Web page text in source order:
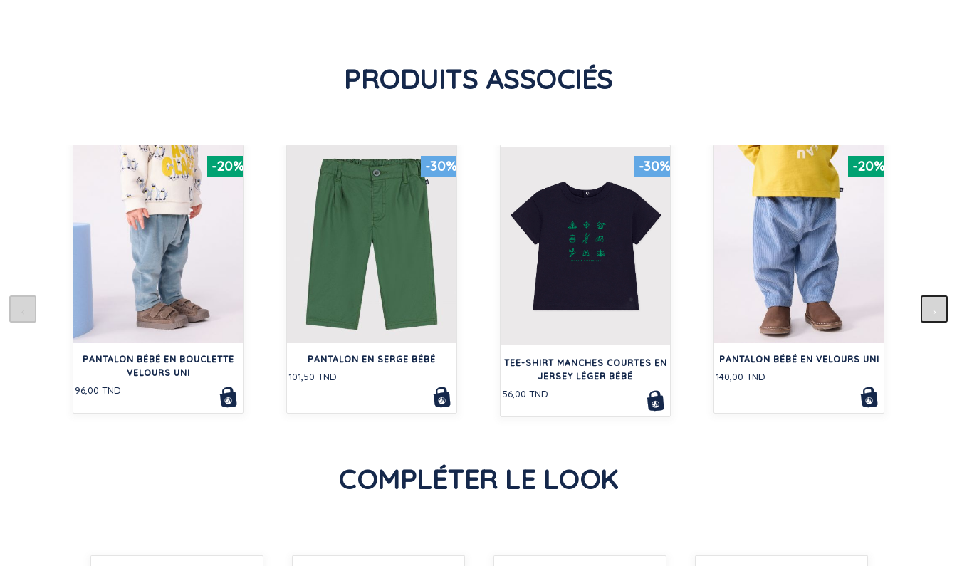
PRODUITS ASSOCIÉS
-20%
PANTALON BÉBÉ EN BOUCLETTE
VELOURS UNI
96,00 TND
-30%
PANTALON EN SERGE BÉBÉ
101,50 TND
-30%
TEE-SHIRT MANCHES COURTES EN
JERSEY LÉGER BÉBÉ
56,00 TND
-20%
PANTALON BÉBÉ EN VELOURS UNI
140,00 TND
COMPLÉTER LE LOOK